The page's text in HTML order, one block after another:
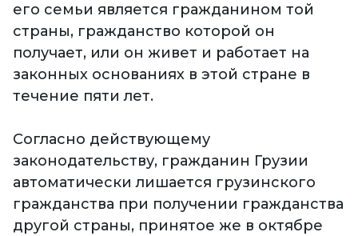
его семьи является гражданином той
страны, гражданство которой он
получает, или он живет и работает на
законных основаниях в этой стране в
течение пяти лет.
Согласно действующему
законодательству, гражданин Грузии
автоматически лишается грузинского
гражданства при получении гражданства
другой страны, принятое же в октябре